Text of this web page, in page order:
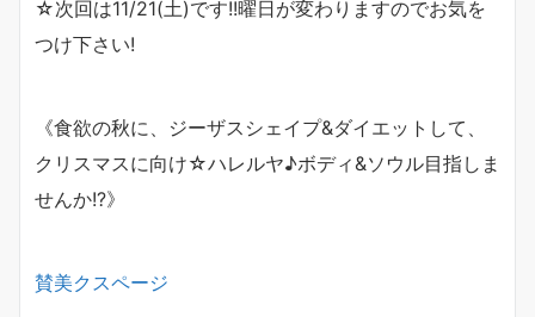
☆次回は11/21(土)です!!曜日が変わりますのでお気を
つけ下さい!
《食欲の秋に、ジーザスシェイプ&ダイエットして、
クリスマスに向け☆ハレルヤ♪ボディ&ソウル目指しま
せんか!?》
賛美クスページ